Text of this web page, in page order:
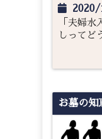
2020/
「夫婦
しってど
お墓の知